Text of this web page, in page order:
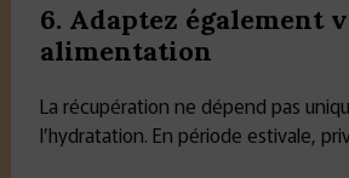
6. Adaptez également
alimentation
La récupération ne dépend pas
l’hydratation. En période estivale,